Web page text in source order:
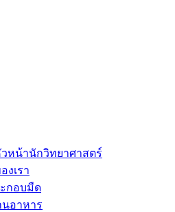
หน้านักวิทยาศาสตร์
งเรา
กอบมืด
อาหาร